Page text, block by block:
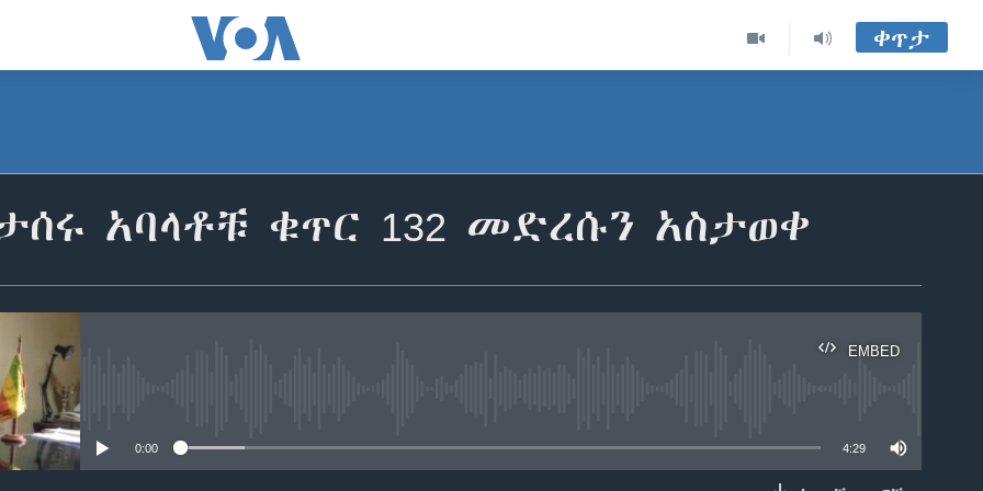
ቀጥታ
አባላቶቹ ቁጥር 132 መድረሱን አስታወቀ
EMBED
0:00 4:29